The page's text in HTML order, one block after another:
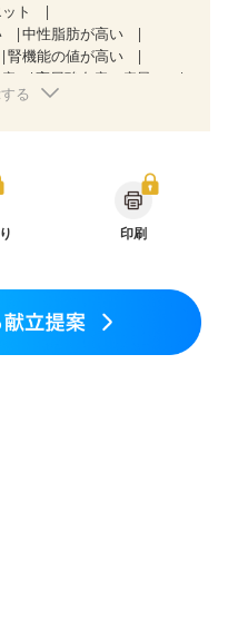
ト
中性脂肪が高い
腎機能の値が高い
高尿酸血症（痛風）
心不全
テージ１）
３a）
ん剤治療中）
）
る
印刷